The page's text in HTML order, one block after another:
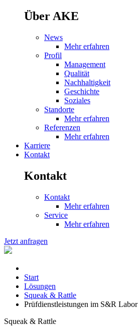
Über AKE
News
Mehr erfahren
Profil
Management
Qualität
Nachhaltigkeit
Geschichte
Soziales
Standorte
Mehr erfahren
Referenzen
Mehr erfahren
Karriere
Kontakt
Kontakt
Kontakt
Mehr erfahren
Service
Mehr erfahren
Jetzt anfragen
Start
Lösungen
Squeak & Rattle
Prüfdienstleistungen im S&R Labor
Squeak & Rattle